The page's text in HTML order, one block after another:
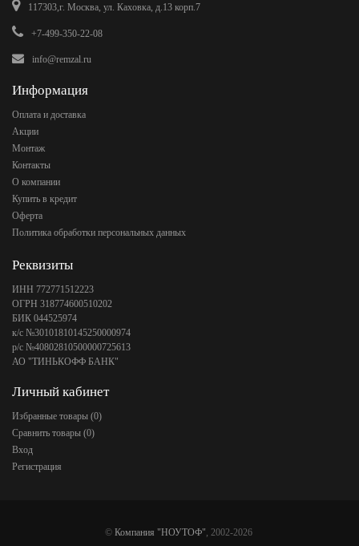
117303,г. Москва, ул. Каховка, д.13 корп.7
+7-499-350-22-08
info@remzal.ru
Информация
Оплата и доставка
Акции
Монтаж
Контакты
О компании
Купить в кредит
Оферта
Политика обработки персональных данных
Реквизиты
ИНН 772771512223
ОГРН 318774600510202
БИК 044525974
к/с №30101810145250000974
р/с №40802810500000725613
АО "ТИНЬКОФФ БАНК"
Личный кабинет
Избранные товары (0)
Сравнить товары (0)
Вход
Регистрация
© Компания "НОУТОФ", 2002-2026